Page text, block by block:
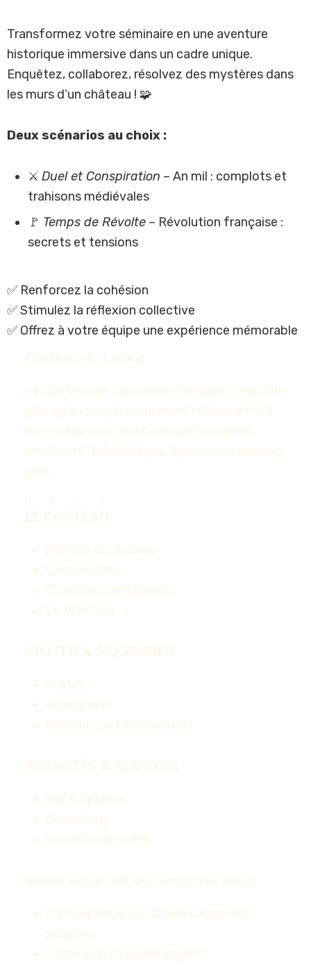
Transformez votre séminaire en une aventure
historique immersive dans un cadre unique.
Enquêtez, collaborez, résolvez des mystères dans
les murs d’un château ! 🧩
Deux scénarios au choix :
⚔️ Duel et Conspiration – An mil : complots et
trahisons médiévales
🚩 Temps de Révolte – Révolution française :
secrets et tensions
✅ Renforcez la cohésion
✅ Stimulez la réflexion collective
✅ Offrez à votre équipe une expérience mémorable
Château de Latour
Le Château de Latour-sur-Sorgues, c’est bien
plus qu’un simple monument médiéval ! Cet
incroyable tiers-lieu fusionne histoire et
modernité : bibliothèque, épicerie, coworking,
gîte…
LE CHÂTEAU
Histoire du château
L'association
Chantiers participatifs
Le tiers-lieu
VISITER & SÉJOURNER
Visites
Animations
Réserver un hébergement
ACTIVITÉS & SERVICES
Bar & Épicerie
Coworking
Location de salles
Venez nous voir ou contactez-nous
2 rue principale, 12540 Latour-sur-
Sorgues
latour.chateau@orange.fr